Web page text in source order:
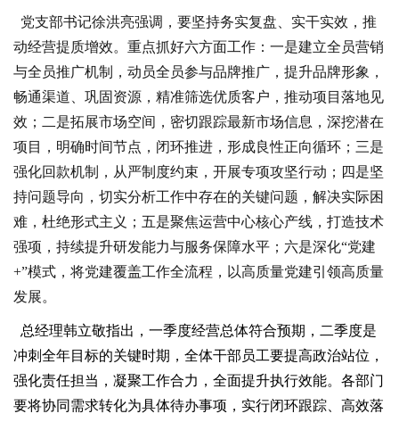
党支部书记徐洪亮强调，要坚持务实复盘、实干实效，推
动经营提质增效。重点抓好六方面工作：一是建立全员营销
与全员推广机制，动员全员参与品牌推广，提升品牌形象，
畅通渠道、巩固资源，精准筛选优质客户，推动项目落地见
效；二是拓展市场空间，密切跟踪最新市场信息，深挖潜在
项目，明确时间节点，闭环推进，形成良性正向循环；三是
强化回款机制，从严制度约束，开展专项攻坚行动；四是坚
持问题导向，切实分析工作中存在的关键问题，解决实际困
难，杜绝形式主义；五是聚焦运营中心核心产线，打造技术
强项，持续提升研发能力与服务保障水平；六是深化“党建
+”模式，将党建覆盖工作全流程，以高质量党建引领高质量
发展。
总经理韩立敬指出，一季度经营总体符合预期，二季度是
冲刺全年目标的关键时期 ， 全体干部员工要提高政治站位，
强化责任担当，凝聚工作合力，全面提升执行效能。各部门
要将协同需求转化为具体待办事项，实行闭环跟踪、高效落